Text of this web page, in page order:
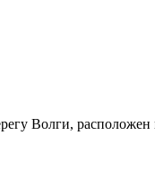
Волги,